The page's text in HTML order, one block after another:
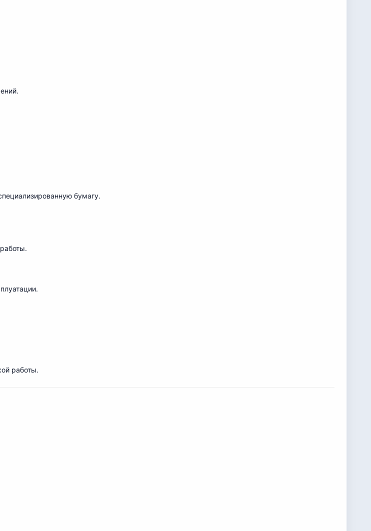
бумагу.
работы.